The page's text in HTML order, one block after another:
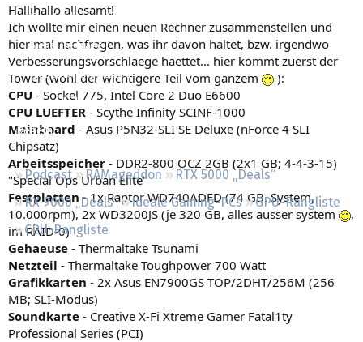
Empfohlene Inhalte
Neue Beiträge
Neueste Aktivitäten
Leserartikel
Regeln
Podcast RAMageddon
RTX 5000 „Deals“
RX 9000 „Deals“
Ideale Gaming-PCs
GPU-Rangliste
CPU-Rangliste
Hallihallo allesamt!
Ich wollte mir einen neuen Rechner zusammenstellen und
hier mal nachfragen, was ihr davon haltet, bzw. irgendwo
Verbesserungsvorschlaege haettet... hier kommt zuerst der
Tower (wohl der wichtigere Teil vom ganzem
):
CPU - Sockel 775, Intel Core 2 Duo E6600
CPU LUEFTER - Scythe Infinity SCINF-1000
Mainboard - Asus P5N32-SLI SE Deluxe (nForce 4 SLI
Chipsatz)
Arbeitsspeicher - DDR2-800 OCZ 2GB (2x1 GB; 4-4-3-15)
"Special Ops Urban Elite"
Festplatten - 1x Raptor WD740ADFD (74 GB, System,
10.000rpm), 2x WD3200JS (je 320 GB, alles ausser system
,
im RAID-0)
Gehaeuse - Thermaltake Tsunami
Netzteil - Thermaltake Toughpower 700 Watt
Grafikkarten - 2x Asus EN7900GS TOP/2DHT/256M (256
MB; SLI-Modus)
Soundkarte - Creative X-Fi Xtreme Gamer Fatal1ty
Professional Series (PCI)